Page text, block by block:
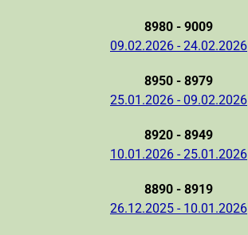
8980 - 9009
09.02.2026 - 24.02.2026
8950 - 8979
25.01.2026 - 09.02.2026
8920 - 8949
10.01.2026 - 25.01.2026
8890 - 8919
26.12.2025 - 10.01.2026